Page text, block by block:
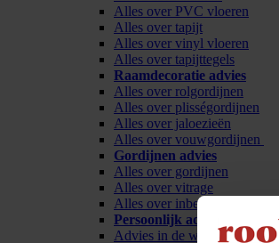
Alles over PVC vloeren
Alles over tapijt
Alles over vinyl vloeren
Alles over tapijttegels
Raamdecoratie advies
Alles over rolgordijnen
Alles over plisségordijnen
Alles over jaloezieën
Alles over vouwgordijnen
Gordijnen advies
Alles over gordijnen
Alles over vitrage
Alles over inbetween
Persoonlijk advies
Advies in de winkel